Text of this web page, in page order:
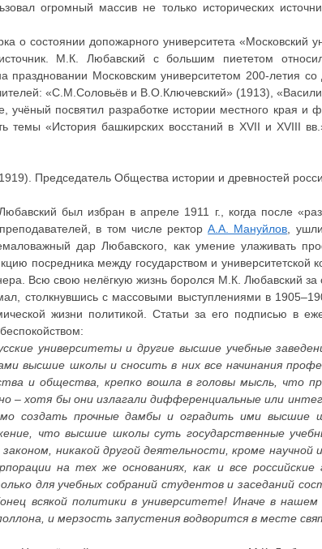
огромный массив не только исторических
о состоянии допожарного университета «Московский
М.К. Любавский с большим пиететом
праздновании Московским университетом 200-летия
«С.М.Соловьёв и В.О.Ключевский» (1913),
посвятил разработке истории местного края и
темы «История башкирских восстаний в XVII и XVIII
Председатель Общества истории и древностей
был избран в апреле 1911 г., когда после
в том числе ректорА.А. Мануйлов ,
дар Любавского, как умение улаживать
посредника между государством и университетской
Всю свою нелёгкую жизнь боролся М.К. Любавский за
столкнувшись с массовыми выступлениями в
жизни политикой. Статьи за его подписью в
университеты и другие высшие учебные
высшие школы и сносить в них все начинания
и общества, крепко вошла в головы мысль, что
– хотя бы они излагали дифференциальные или
создать прочные дамбы и оградить ими высшие
что высшие школы суть государственные
никакой другой деятельности, кроме
на тех же основаниях, как и все
для учебных собраний студентов и заседаний
всякой политики в университете! Иначе в
и мерзость запустения водворится в месте